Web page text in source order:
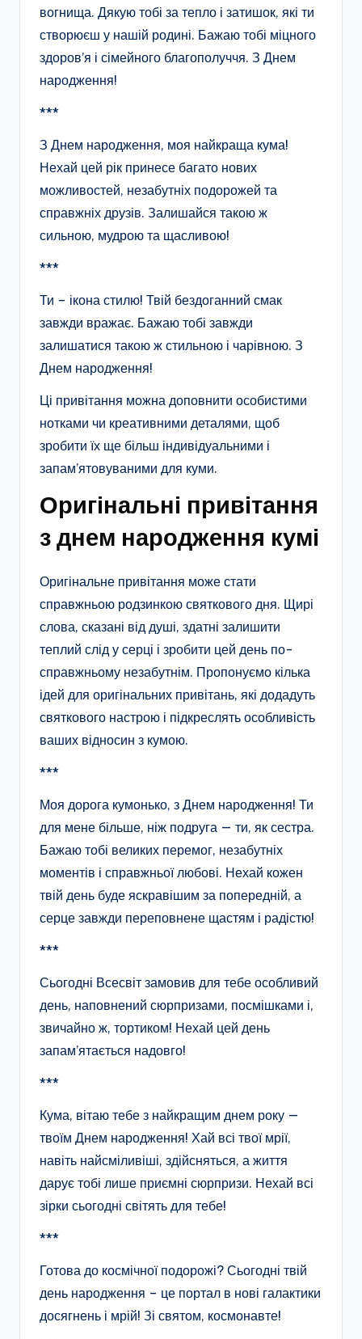
вогнища. Дякую тобі за тепло і затишок, які ти
створюєш у нашій родині. Бажаю тобі міцного
здоров’я і сімейного благополуччя. З Днем
народження!
***
З Днем народження, моя найкраща кума!
Нехай цей рік принесе багато нових
можливостей, незабутніх подорожей та
справжніх друзів. Залишайся такою ж
сильною, мудрою та щасливою!
***
Ти – ікона стилю! Твій бездоганний смак
завжди вражає. Бажаю тобі завжди
залишатися такою ж стильною і чарівною. З
Днем народження!
Ці привітання можна доповнити особистими
нотками чи креативними деталями, щоб
зробити їх ще більш індивідуальними і
запам’ятовуваними для куми.
Оригінальні привітання
з днем народження кумі
Оригінальне привітання може стати
справжньою родзинкою святкового дня. Щирі
слова, сказані від душі, здатні залишити
теплий слід у серці і зробити цей день по-
справжньому незабутнім. Пропонуємо кілька
ідей для оригінальних привітань, які додадуть
святкового настрою і підкреслять особливість
ваших відносин з кумою.
***
Моя дорога кумонько, з Днем народження! Ти
для мене більше, ніж подруга — ти, як сестра.
Бажаю тобі великих перемог, незабутніх
моментів і справжньої любові. Нехай кожен
твій день буде яскравішим за попередній, а
серце завжди переповнене щастям і радістю!
***
Сьогодні Всесвіт замовив для тебе особливий
день, наповнений сюрпризами, посмішками і,
звичайно ж, тортиком! Нехай цей день
запам’ятається надовго!
***
Кума, вітаю тебе з найкращим днем року —
твоїм Днем народження! Хай всі твої мрії,
навіть найсміливіші, здійсняться, а життя
дарує тобі лише приємні сюрпризи. Нехай всі
зірки сьогодні світять для тебе!
***
Готова до космічної подорожі? Сьогодні твій
день народження – це портал в нові галактики
досягнень і мрій! Зі святом, космонавте!